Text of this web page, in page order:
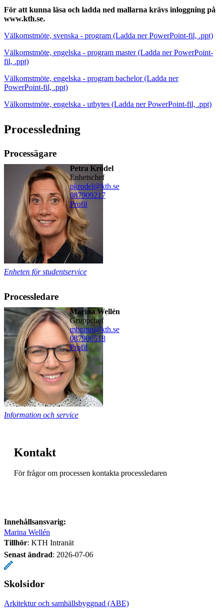
För att kunna läsa och ladda ned mallarna krävs inloggning på
www.kth.se.
Välkomstmöte, svenska - program (Ladda ner PowerPoint-fil, .ppt)
Välkomstmöte, engelska - program master (Ladda ner PowerPoint-
fil, .ppt)
Välkomstmöte, engelska - program bachelor (Ladda ner
PowerPoint-fil, .ppt)
Välkomstmöte, engelska - utbytes (Ladda ner PowerPoint-fil, .ppt)
Processledning
Processägare
Petra Krödel
enhetschef
pkrodel@kth.se
087909217
Profil
Enheten för studentservice
Processledare
Marina Wellén
gruppchef
mbrann@kth.se
087906518
Profil
Information och service
Kontakt
För frågor om processen kontakta processledaren
Innehållsansvarig:
Marina Wellén
Tillhör: KTH Intranät
Senast ändrad: 2026-07-06
Skolsidor
Arkitektur och samhällsbyggnad (ABE)